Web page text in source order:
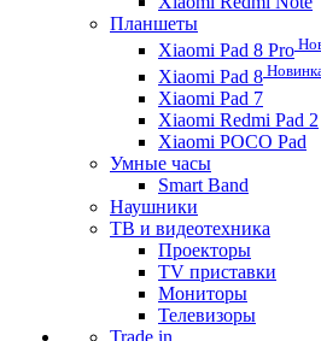
Планшеты
Xiaomi Pad 8 Pro
Xiaomi Pad 8
Xiaomi Pad 7
Xiaomi Redmi Pad 2
Xiaomi POCO Pad
Умные часы
Smart Band
Наушники
ТВ и видеотехника
Проекторы
TV приставки
Мониторы
Телевизоры